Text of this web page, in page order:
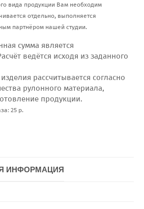
вида продукции Вам необходим
отдельно, выполняется
партнёром нашей студии.
сумма является
ведётся исходя из заданного
рассчитывается согласно
рулонного материала,
продукции.
25 р.
ИНФОРМАЦИЯ